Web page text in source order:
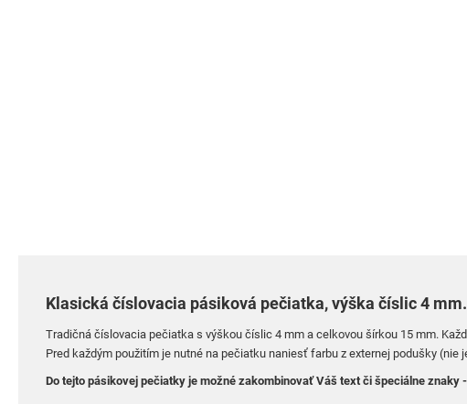
Klasická číslovacia pásiková pečiatka, výška číslic 4 mm.
Tradičná číslovacia pečiatka s výškou číslic 4 mm a celkovou šírkou 15 mm.
Pred každým použitím je nutné na pečiatku naniesť farbu z externej podušky (nie
Do tejto pásikovej pečiatky je možné zakombinovať Váš text či špeciálne znaky -